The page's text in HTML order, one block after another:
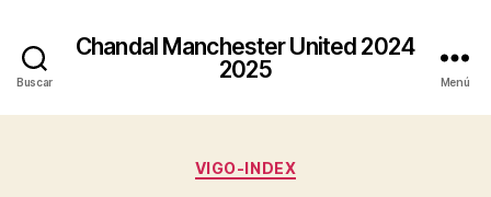
Buscar
Chandal Manchester United 2024
2025
Menú
Categorías
VIGO-INDEX